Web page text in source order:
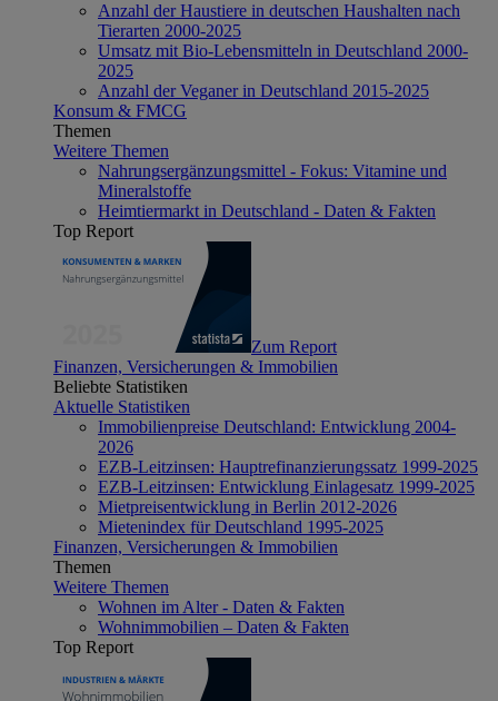
Anzahl der Haustiere in deutschen Haushalten nach
Tierarten 2000-2025
Umsatz mit Bio-Lebensmitteln in Deutschland 2000-
2025
Anzahl der Veganer in Deutschland 2015-2025
Konsum & FMCG
Themen
Weitere Themen
Nahrungsergänzungsmittel - Fokus: Vitamine und
Mineralstoffe
Heimtiermarkt in Deutschland - Daten & Fakten
Top Report
Zum Report
Finanzen, Versicherungen & Immobilien
Beliebte Statistiken
Aktuelle Statistiken
Immobilienpreise Deutschland: Entwicklung 2004-
2026
EZB-Leitzinsen: Hauptrefinanzierungssatz 1999-2025
EZB-Leitzinsen: Entwicklung Einlagesatz 1999-2025
Mietpreisentwicklung in Berlin 2012-2026
Mietenindex für Deutschland 1995-2025
Finanzen, Versicherungen & Immobilien
Themen
Weitere Themen
Wohnen im Alter - Daten & Fakten
Wohnimmobilien – Daten & Fakten
Top Report